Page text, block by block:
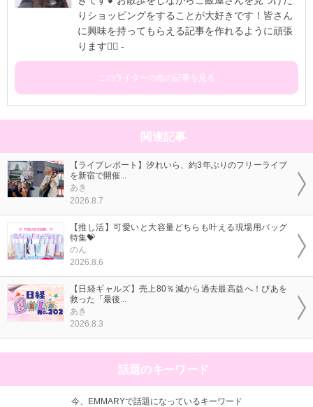
りショッピングをすることが大好きです！皆さん
に興味を持ってもらえる記事を作れるように頑張
ります✊🏻 -
このライターの他の記事を見る
関連記事
【ライブレポート】汐れいら、約3年ぶりのフリーライブ
を新宿で開催...
あき
2026.8.7
【推し活】可愛いと大容量どちらも叶える現場用バッグ
特集💝
のん
2026.8.6
【日経ギャルズ】売上80％減から過去最高益へ！ぴあを
救った「最後...
あき
2026.8.3
話題のキーワード
今、EMMARYで話題になっているキーワード